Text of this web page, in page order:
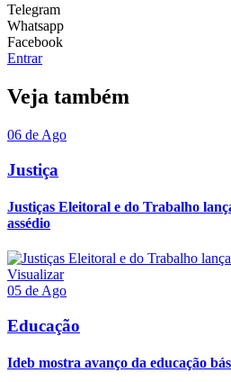
Telegram
Whatsapp
Facebook
Entrar
Veja também
06 de Ago
Justiça
Justiças Eleitoral e do Trabalho
assédio
Visualizar
05 de Ago
Educação
Ideb mostra avanço da educação